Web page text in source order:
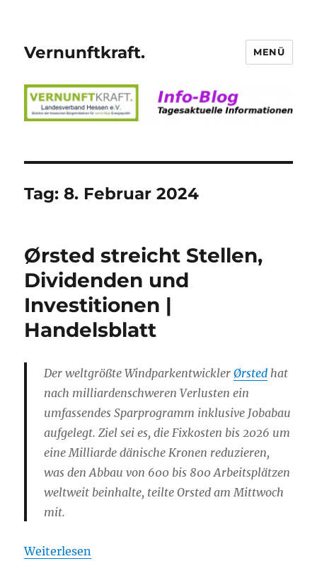
Vernunftkraft. MENÜ
Tag:8. Februar 2024
Ørsted streicht Stellen,
Dividenden und
Investitionen |
Handelsblatt
Der weltgrößte WindparkentwicklerØrsted hat
nach milliardenschweren Verlusten ein
umfassendes Sparprogramm inklusive Jobabau
aufgelegt. Ziel sei es, die Fixkosten bis 2026 um
eine Milliarde dänische Kronen reduzieren,
was den Abbau von 600 bis 800 Arbeitsplätzen
weltweit beinhalte, teilte Orsted am Mittwoch
mit.
Weiterlesen